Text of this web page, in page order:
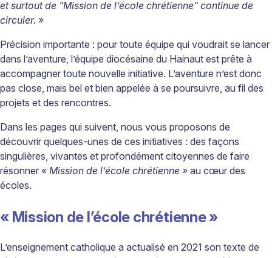
et surtout de "Mission de l’école chrétienne" continue de
circuler. »
Précision importante : pour toute équipe qui voudrait se lancer
dans l’aventure, l’équipe diocésaine du Hainaut est prête à
accompagner toute nouvelle initiative. L’aventure n’est donc
pas close, mais bel et bien appelée à se poursuivre, au fil des
projets et des rencontres.
Dans les pages qui suivent, nous vous proposons de
découvrir quelques-unes de ces initiatives : des façons
singulières, vivantes et profondément citoyennes de faire
résonner « Mission de l’école chrétienne » au cœur des
écoles.
« Mission de l’école chrétienne »
L’enseignement catholique a actualisé en 2021 son texte de